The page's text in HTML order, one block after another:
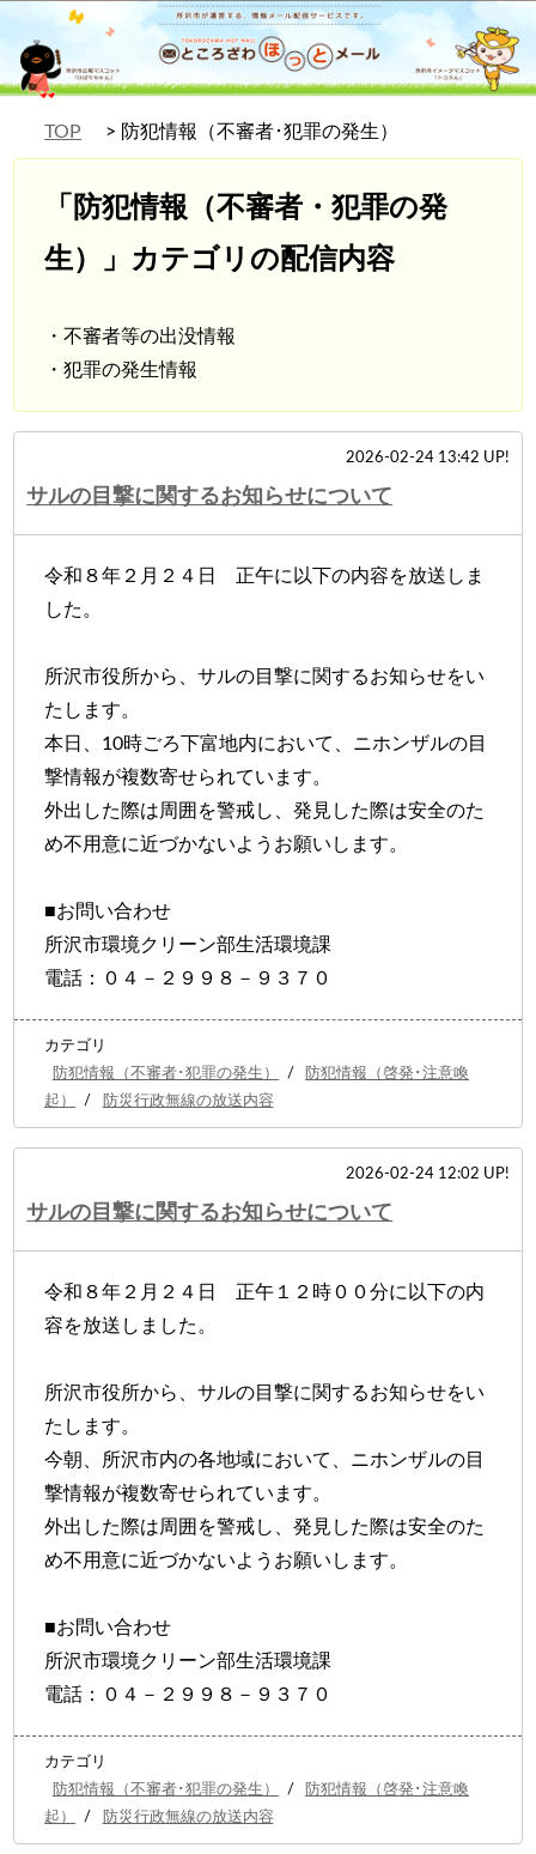
TOP 防犯情報（不審者･犯罪の発生）
「防犯情報（不審者・犯罪の発
生）」カテゴリの配信内容
・不審者等の出没情報
・犯罪の発生情報
2026-02-24 13:42 UP!
サルの目撃に関するお知らせについて
令和８年２月２４日 正午に以下の内容を放送しま
した。
所沢市役所から、サルの目撃に関するお知らせをい
たします。
本日、10時ごろ下富地内において、ニホンザルの目
撃情報が複数寄せられています。
外出した際は周囲を警戒し、発見した際は安全のた
め不用意に近づかないようお願いします。
■お問い合わせ
所沢市環境クリーン部生活環境課
電話：０４－２９９８－９３７０
カテゴリ
防犯情報（不審者･犯罪の発生）
/
防犯情報（啓発･注意喚
起）
/ 防災行政無線の放送内容
2026-02-24 12:02 UP!
サルの目撃に関するお知らせについて
令和８年２月２４日 正午１２時００分に以下の内
容を放送しました。
所沢市役所から、サルの目撃に関するお知らせをい
たします。
今朝、所沢市内の各地域において、ニホンザルの目
撃情報が複数寄せられています。
外出した際は周囲を警戒し、発見した際は安全のた
め不用意に近づかないようお願いします。
■お問い合わせ
所沢市環境クリーン部生活環境課
電話：０４－２９９８－９３７０
カテゴリ
防犯情報（不審者･犯罪の発生）
/
防犯情報（啓発･注意喚
起）
/ 防災行政無線の放送内容